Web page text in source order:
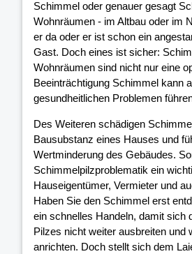
Schimmel oder genauer gesagt
Wohnräumen - im Altbau oder im
er da oder er ist schon ein
Gast. Doch eines ist sicher:
Wohnräumen sind nicht nur eine
Beeinträchtigung Schimmel kann
gesundheitlichen Problemen
Des Weiteren schädigen
Bausubstanz eines Hauses und
Wertminderung des Gebäudes.
Schimmelpilzproblematik ein
Hauseigentümer, Vermieter und
Haben Sie den Schimmel erst
ein schnelles Handeln, damit sich
Pilzes nicht weiter ausbreiten und
anrichten. Doch stellt sich dem